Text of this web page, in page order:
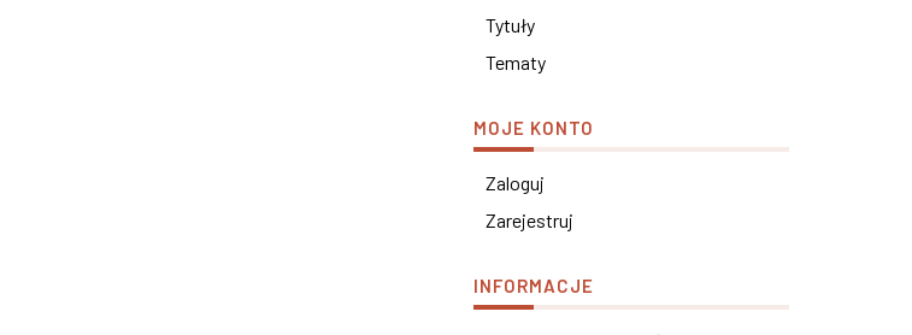
Tytuły
Tematy
MOJE KONTO
Zaloguj
Zarejestruj
INFORMACJE